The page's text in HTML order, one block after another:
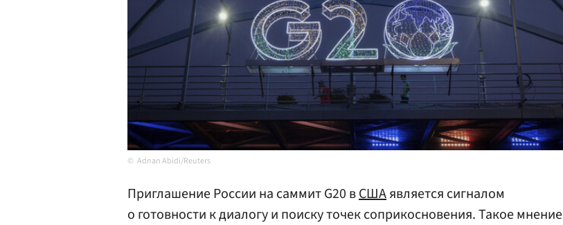
Adnan Abidi/Reuters
Приглашение России на саммит G20 вСШАявляется сигналом
о готовности к диалогу и поиску точек соприкосновения. Такое мнение